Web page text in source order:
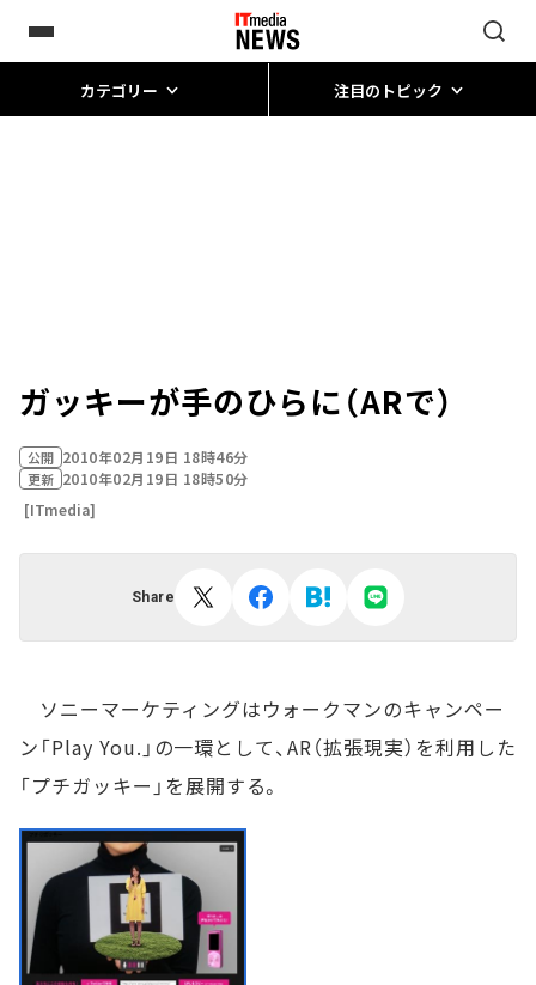
カテゴリー 注目のトピック
ガッキーが手のひらに（ARで）
公開 2010年02月19日 18時46分
更新 2010年02月19日 18時50分
[ITmedia]
Share
ソニーマーケティングはウォークマンのキャンペー
ン「Play You.」の一環として、AR（拡張現実）を利用した
「プチガッキー」を展開する。